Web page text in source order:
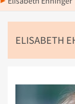
ELISABETH